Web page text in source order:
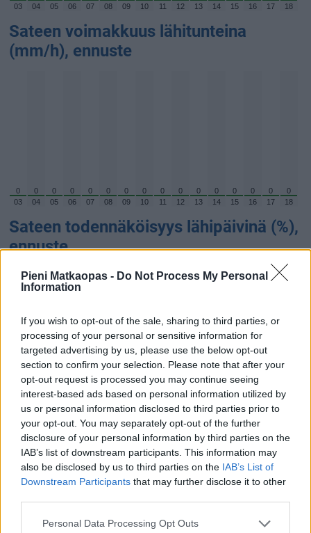
Pieni Matkaopas - Do Not Process My Personal
Information
If you wish to opt-out of the sale, sharing to third parties, or
processing of your personal or sensitive information for
targeted advertising by us, please use the below opt-out
section to confirm your selection. Please note that after your
opt-out request is processed you may continue seeing
interest-based ads based on personal information utilized by
us or personal information disclosed to third parties prior to
your opt-out. You may separately opt-out of the further
disclosure of your personal information by third parties on the
IAB’s list of downstream participants. This information may
also be disclosed by us to third parties on the IAB’s List of
Downstream Participants that may further disclose it to other
Personal Data Processing Opt Outs
03 04 05 06 07 08 09 10 11 12 13 14 15 16 17 18
Sateen voimakkuus lähitunteina
(mm/h), ennuste
0 0 0 0 0 0 0 0 0 0 0 0 0 0 0
0
03
04 05 06 07 08 09 10 11 12 13 14 15 16 17 18
Sateen todennäköisyys lähipäivinä (%),
ennuste
9 %
2 %
0 %
53 %
9.8. 10.8. 11.8. 12.8. 13.8. 14.8. 15.8.
Sateen määrä (kertymä) lähipäivinä
(mm), ennuste
3.6 mm
4.8 mm